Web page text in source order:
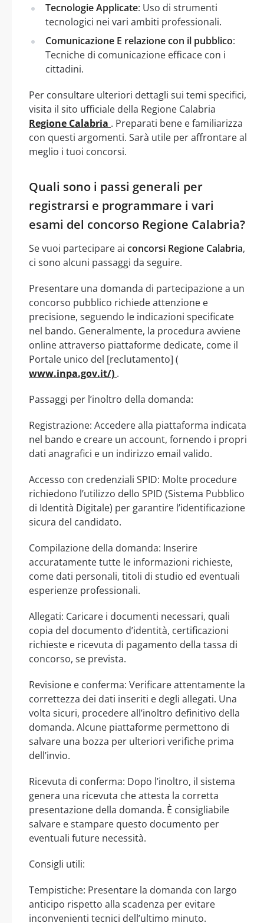
Tecnologie Applicate: Uso di strumenti
tecnologici nei vari ambiti professionali.
Comunicazione E relazione con il pubblico:
Tecniche di comunicazione efficace con i
cittadini.
Per consultare ulteriori dettagli sui temi specifici,
visita il sito ufficiale della Regione Calabria
Regione Calabria . Preparati bene e familiarizza
con questi argomenti. Sarà utile per affrontare al
meglio i tuoi concorsi.
Quali sono i passi generali per
registrarsi e programmare i vari
esami del concorso Regione Calabria?
Se vuoi partecipare ai concorsi Regione Calabria,
ci sono alcuni passaggi da seguire.
Presentare una domanda di partecipazione a un
concorso pubblico richiede attenzione e
precisione, seguendo le indicazioni specificate
nel bando. Generalmente, la procedura avviene
online attraverso piattaforme dedicate, come il
Portale unico del [reclutamento] (
www.inpa.gov.it/) .
Passaggi per l’inoltro della domanda:
Registrazione: Accedere alla piattaforma indicata
nel bando e creare un account, fornendo i propri
dati anagrafici e un indirizzo email valido.
Accesso con credenziali SPID: Molte procedure
richiedono l’utilizzo dello SPID (Sistema Pubblico
di Identità Digitale) per garantire l’identificazione
sicura del candidato.
Compilazione della domanda: Inserire
accuratamente tutte le informazioni richieste,
come dati personali, titoli di studio ed eventuali
esperienze professionali.
Allegati: Caricare i documenti necessari, quali
copia del documento d’identità, certificazioni
richieste e ricevuta di pagamento della tassa di
concorso, se prevista.
Revisione e conferma: Verificare attentamente la
correttezza dei dati inseriti e degli allegati. Una
volta sicuri, procedere all’inoltro definitivo della
domanda. Alcune piattaforme permettono di
salvare una bozza per ulteriori verifiche prima
dell’invio.
Ricevuta di conferma: Dopo l’inoltro, il sistema
genera una ricevuta che attesta la corretta
presentazione della domanda. È consigliabile
salvare e stampare questo documento per
eventuali future necessità.
Consigli utili:
Tempistiche: Presentare la domanda con largo
anticipo rispetto alla scadenza per evitare
inconvenienti tecnici dell’ultimo minuto.